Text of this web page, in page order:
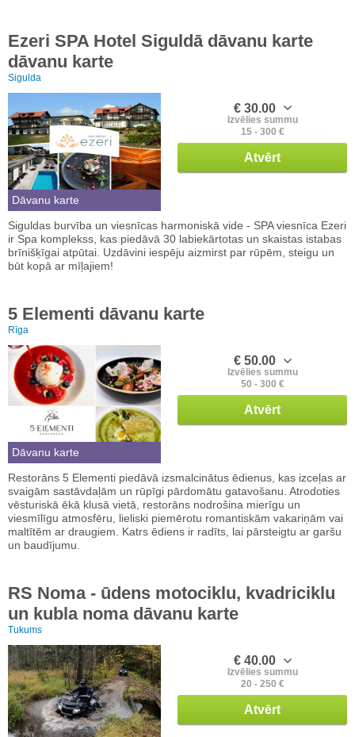
Ezeri SPA Hotel Siguldā dāvanu karte
dāvanu karte
Sigulda
Dāvanu karte
€ 30.00
Izvēlies summu
15 - 300 €
Atvērt
Siguldas burvība un viesnīcas harmoniskā vide - SPA viesnīca Ezeri
ir Spa komplekss, kas piedāvā 30 labiekārtotas un skaistas istabas
brīnišķīgai atpūtai. Uzdāvini iespēju aizmirst par rūpēm, steigu un
būt kopā ar mīļajiem!
5 Elementi dāvanu karte
Rīga
Dāvanu karte
€ 50.00
Izvēlies summu
50 - 300 €
Atvērt
Restorāns 5 Elementi piedāvā izsmalcinātus ēdienus, kas izceļas ar
svaigām sastāvdaļām un rūpīgi pārdomātu gatavošanu. Atrodoties
vēsturiskā ēkā klusā vietā, restorāns nodrošina mierīgu un
viesmīlīgu atmosfēru, lieliski piemērotu romantiskām vakariņām vai
maltītēm ar draugiem. Katrs ēdiens ir radīts, lai pārsteigtu ar garšu
un baudījumu.
RS Noma - ūdens motociklu, kvadriciklu
un kubla noma dāvanu karte
Tukums
€ 40.00
Izvēlies summu
20 - 250 €
Atvērt